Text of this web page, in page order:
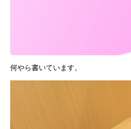
何やら書いています。